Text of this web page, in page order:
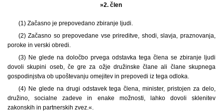
»2. člen
(1) Začasno je prepovedano zbiranje ljudi.
(2) Začasno so prepovedane vse prireditve, shodi, slavja, praznovanja,
poroke in verski obredi.
(3) Ne glede na določbo prvega odstavka tega člena se zbiranje ljudi
dovoli skupini oseb, če gre za ožje družinske člane ali člane skupnega
gospodinjstva ob upoštevanju omejitev in prepovedi iz tega odloka.
(4) Ne glede na drugi odstavek tega člena, minister, pristojen za delo,
družino, socialne zadeve in enake možnosti, lahko dovoli sklenitev
zakonskih in partnerskih zvez.«.